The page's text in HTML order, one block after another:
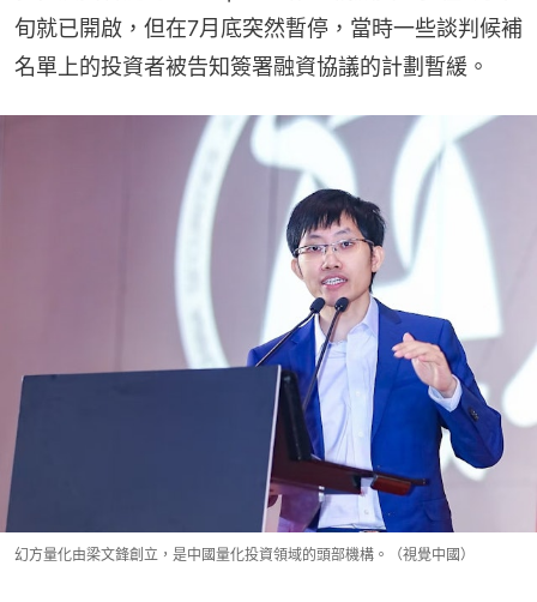
旬就已開啟，但在7月底突然暫停，當時一些談判候補
名單上的投資者被告知簽署融資協議的計劃暫緩。
幻方量化由梁文鋒創立，是中國量化投資領域的頭部機構。（視覺中國）